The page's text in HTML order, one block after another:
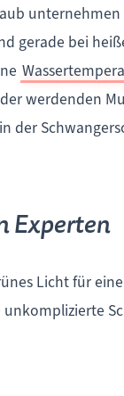
gerade bei
werdenden
der
Experten
Licht für